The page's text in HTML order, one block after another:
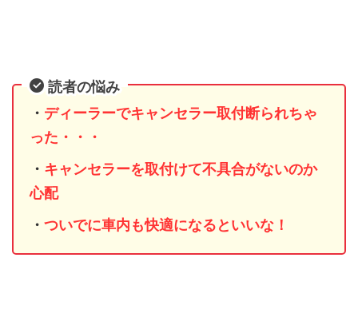
読者の悩み
・ ディーラーでキャンセラー取付断られちゃ
った・・・
・ キャンセラーを取付けて不具合がないのか
心配
・ ついでに車内も快適になるといいな！